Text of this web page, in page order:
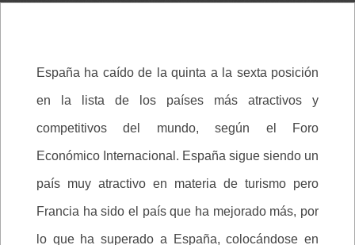
España ha caído de la quinta a la sexta posición
en la lista de los países más atractivos y
competitivos del mundo, según el Foro
Económico Internacional. España sigue siendo un
país muy atractivo en materia de turismo pero
Francia ha sido el país que ha mejorado más, por
lo que ha superado a España, colocándose en